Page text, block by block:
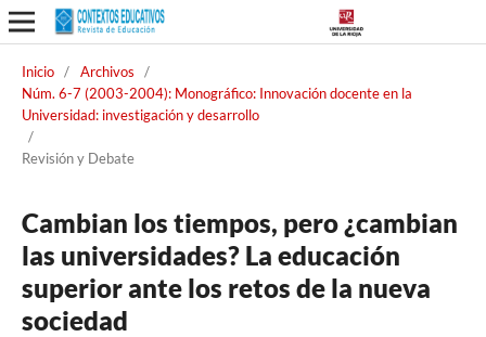
Inicio / Archivos
/
Núm. 6-7 (2003-2004): Monográfico: Innovación docente en la
Universidad: investigación y desarrollo
/
Revisión y Debate
Cambian los tiempos, pero ¿cambian
las universidades? La educación
superior ante los retos de la nueva
sociedad